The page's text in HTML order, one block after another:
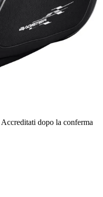
Accreditati dopo la conferma